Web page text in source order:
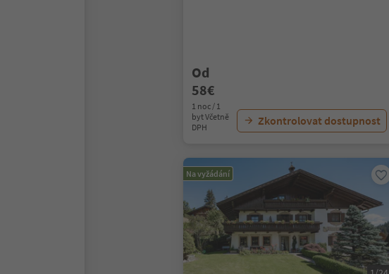
Od
58€
1 noc / 1
byt Včetně
DPH
Zkontrolovat dostupnost
Na vyžádání